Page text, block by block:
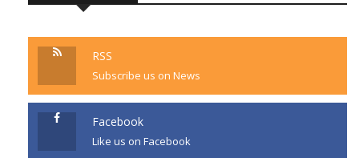
RSS
Subscribe us on News
Facebook
Like us on Facebook